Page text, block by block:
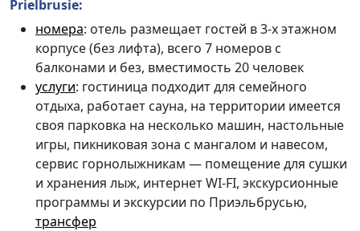
Prielbrusie:
номера: отель размещает гостей в 3-х этажном
корпусе (без лифта), всего 7 номеров с
балконами и без, вместимость 20 человек
услуги: гостиница подходит для семейного
отдыха, работает сауна, на территории имеется
своя парковка на несколько машин, настольные
игры, пикниковая зона с мангалом и навесом,
сервис горнолыжникам — помещение для сушки
и хранения лыж, интернетWI-FI, экскурсионные
программы и экскурсии по Приэльбрусью,
трансфер